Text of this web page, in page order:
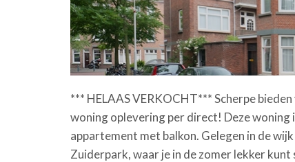
*** HELAAS VERKOCHT*** Scherpe
woning oplevering per direct! Deze
appartement met balkon. Gelegen in de
Zuiderpark, waar je in de zomer lekker